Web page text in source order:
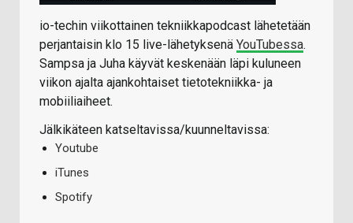
io-techin viikottainen tekniikkapodcast lähetetään
perjantaisin klo 15 live-lähetyksenä YouTubessa.
Sampsa ja Juha käyvät keskenään läpi kuluneen
viikon ajalta ajankohtaiset tietotekniikka- ja
mobiiliaiheet.
Jälkikäteen katseltavissa/kuunneltavissa:
Youtube
iTunes
Spotify